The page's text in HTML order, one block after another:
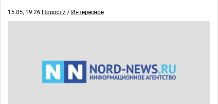
15.05, 19:26 Новости / Интересное